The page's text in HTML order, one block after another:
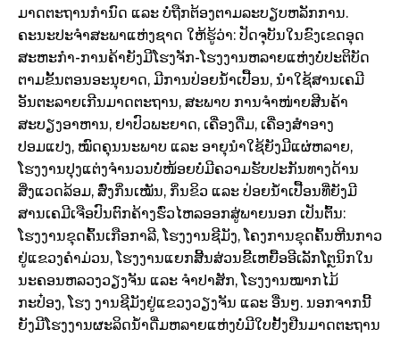
ມາດຕະຖານກໍານົດ ແລະ ບໍ່ຖືກຕ້ອງຕາມລະບຽບຫລັກການ.
ຄະນະປະຈໍາສະພາແຫ່ງຊາດ ໃຫ້ຮູ້ວ່າ: ປັດຈຸບັນໃນຂົງເຂດອຸດ
ສະຫະກໍາ-ການຄ້າຍັງມີໂຮງຈັກ-ໂຮງງານຫລາຍແຫ່ງບໍ່ປະຕິບັດ
ຕາມຂັ້ນຕອນອະນຸຍາດ, ມີການປ່ອຍນໍ້າເປື້ອນ, ນໍາໃຊ້ສານເຄມີ
ອັນຕະລາຍເກີນມາດຕະຖານ, ສະພາບ ການຈໍາໜ່າຍສີນຄ້າ
ສະບຽງອາຫານ, ຢາປົວພະຍາດ, ເຄື່ອງດື່ມ, ເຄື່ອງສໍາອາງ
ປອມແປງ, ໝົດຄຸນນະພາບ ແລະ ອາຍຸນໍາໃຊ້ຍັງມີແຜ່ຫລາຍ,
ໂຮງງານປຸງແຕ່ງຈໍານວນບໍ່ໜ້ອຍບໍ່ມີຄວາມຮັບປະກັນທາງດ້ານ
ສິ່ງແວດລ້ອມ, ສົ່ງກິ່ນເໝັນ, ກິ່ນຂິວ ແລະ ປ່ອຍນໍ້າເປື້ອນທີ່ຍັງມີ
ສານເຄມີເຈືອປົນຕົກຄ້າງຮົ່ວໄຫລອອກສູ່ພາຍນອກ ເປັນຕົ້ນ:
ໂຮງງານຂຸດຄົ້ນເກືອກາລີ, ໂຮງງານຊີມັງ, ໂຄງການຂຸດຄົ້ນຫີນກາວ
ຢູ່ແຂວງຄໍາມ່ວນ, ໂຮງງານແຍກສີ້ນສ່ວນຂີ້ເຫຍື້ອອີເລັກໂຕຼນິກໃນ
ນະຄອນຫລວງວຽງຈັນ ແລະ ຈໍາປາສັກ, ໂຮງງານໝາກໄມ້
ກະປ໋ອງ, ໂຮງ ງານຊີມັງຢູ່ແຂວງວຽງຈັນ ແລະ ອື່ນໆ. ນອກຈາກນີ້
ຍັງມີໂຮງງານຜະລິດນໍ້າດື່ມຫລາຍແຫ່ງບໍ່ມີໃບຢັ້ງຢືນມາດຕະຖານ